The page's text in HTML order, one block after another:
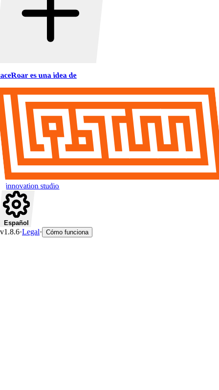
es una idea de
innovation studio
Español
v1.8.6·Legal· Cómo funciona